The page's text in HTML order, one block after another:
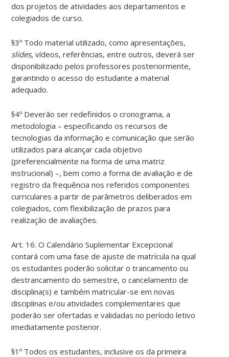
dos projetos de atividades aos departamentos e
colegiados de curso.
§3º Todo material utilizado, como apresentações,
slides, vídeos, referências, entre outros, deverá ser
disponibilizado pelos professores posteriormente,
garantindo o acesso do estudante a material
adequado.
§4º Deverão ser redefinidos o cronograma, a
metodologia – especificando os recursos de
tecnologias da informação e comunicação que serão
utilizados para alcançar cada objetivo
(preferencialmente na forma de uma matriz
instrucional) –, bem como a forma de avaliação e de
registro da frequência nos referidos componentes
curriculares a partir de parâmetros deliberados em
colegiados, com flexibilização de prazos para
realização de avaliações.
Art. 16. O Calendário Suplementar Excepcional
contará com uma fase de ajuste de matrícula na qual
os estudantes poderão solicitar o trancamento ou
destrancamento do semestre, o cancelamento de
disciplina(s) e também matricular-se em novas
disciplinas e/ou atividades complementares que
poderão ser ofertadas e validadas no período letivo
imediatamente posterior.
§1º Todos os estudantes, inclusive os da primeira